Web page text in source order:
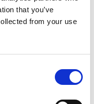
that you’ve
from your use
destination
och
enligt
skapandet av fler